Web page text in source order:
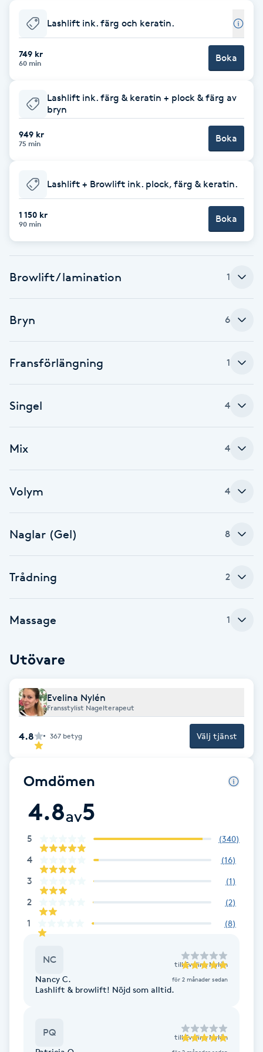
Babylights
Balayage
Barber
BIAB
Blowout
Brynformning
Brynfärgning
Bröllopsuppsättning
C
Celluliter
Color correction
Cryoterapi
Damklippning
E
Enzympeeling
Extensions
Extensions borttagning
Eyeliner-tatuering
Face framing
Faceliftmassage
Fet hårbotten
Fettreducering
Fibromassage
Fotmassage
Lashlift ink. färg och keratin.
749 kr
60 min Boka
Lashlift ink. färg & keratin + plock & färg av
bryn
949 kr
75 min Boka
Lashlift + Browlift ink. plock, färg & keratin.
1 150 kr
90 min Boka
Browlift / lamination 1
Bryn 6
Fransförlängning 1
Singel 4
Mix 4
Volym 4
Naglar (Gel) 8
Trådning 2
Massage 1
Utövare
Evelina Nylén
Fransstylist Nagelterapeut
4.8 367 betyg Välj tjänst
Omdömen
4.8av5
5 (340)
4 (16)
3 (1)
2 (2)
1 (8)
NC till Evelina Nylén
Nancy C. för 2 månader sedan
Lashlift & browlift! Nöjd som alltid.
PQ till Evelina Nylén